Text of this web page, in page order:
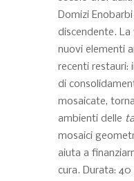
Domizi
discendente. La
nuovi elementi
recenti restauri:
di
mosaicate,
ambienti delle
mosaici
aiuta a
cura. Durata: